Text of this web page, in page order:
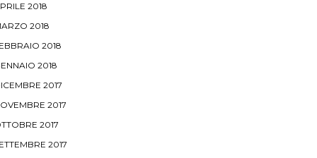
2018
2018
2018
2018
2017
2017
2017
2017